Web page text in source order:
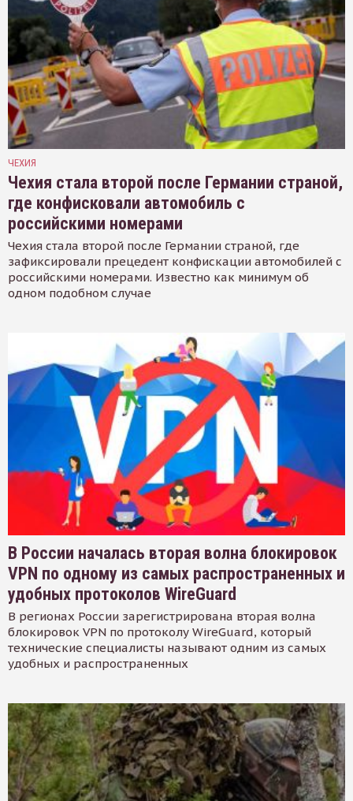
ЧЕХИЯ
Чехия стала второй после Германии страной,
где конфисковали автомобиль с
российскими номерами
Чехия стала второй после Германии страной, где
зафиксировали прецедент конфискации автомобилей с
российскими номерами. Известно как минимум об
одном подобном случае
В России началась вторая волна блокировок
VPN по одному из самых распространенных и
удобных протоколов WireGuard
В регионах России зарегистрирована вторая волна
блокировок VPN по протоколу WireGuard, который
технические специалисты называют одним из самых
удобных и распространенных